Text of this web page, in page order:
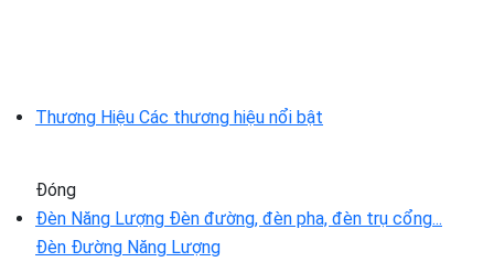
Thương Hiệu Các thương hiệu nổi bật
Đóng
Đèn Năng Lượng Đèn đường, đèn pha, đèn trụ cổng...
Đèn Đường Năng Lượng